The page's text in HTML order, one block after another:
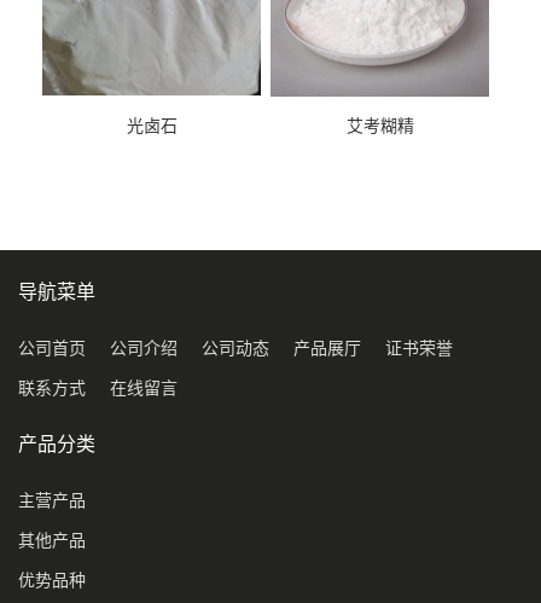
光卤石 艾考糊精
导航菜单
公司首页 公司介绍 公司动态 产品展厅 证书荣誉
联系方式 在线留言
产品分类
主营产品
其他产品
优势品种